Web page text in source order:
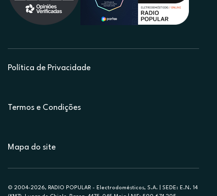
Política de Privacidade
Termos e Condições
Mapa do site
© 2004-2026, RADIO POPULAR - Electrodomésticos, S.A. | SEDE: E.N. 14